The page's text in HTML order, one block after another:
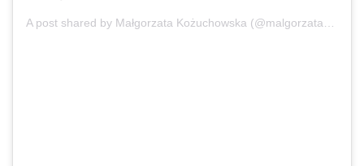
A post shared by Małgorzata Kożuchowska (@malgorzatakozuchowska_) on